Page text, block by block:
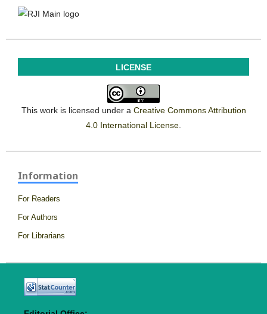
LICENSE
This work is licensed under a Creative Commons Attribution
4.0 International License.
Information
For Readers
For Authors
For Librarians